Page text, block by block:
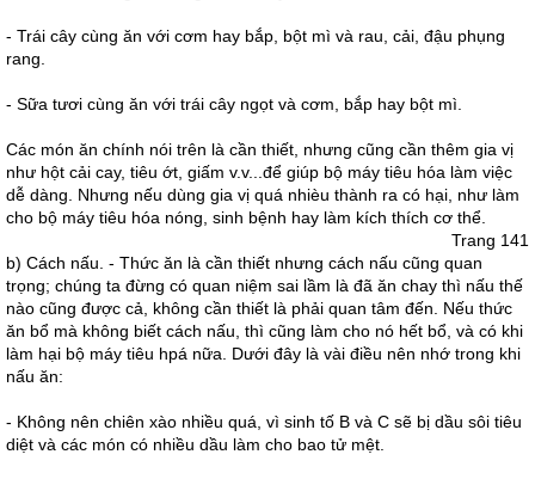
- Trái cây cùng ăn với cơm hay bắp, bột mì và rau, cải, đậu phụng
rang.
- Sữa tươi cùng ăn với trái cây ngọt và cơm, bắp hay bột mì.
Các món ăn chính nói trên là cần thiết, nhưng cũng cần thêm gia vị
như hột cải cay, tiêu ớt, giấm v.v...để giúp bộ máy tiêu hóa làm việc
dễ dàng. Nhưng nếu dùng gia vị quá nhièu thành ra có hại, như làm
cho bộ máy tiêu hóa nóng, sinh bệnh hay làm kích thích cơ thể.
Trang 141
b) Cách nấu. - Thức ăn là cần thiết nhưng cách nấu cũng quan
trọng; chúng ta đừng có quan niệm sai lầm là đã ăn chay thì nấu thế
nào cũng được cả, không cần thiết là phải quan tâm đến. Nếu thức
ăn bổ mà không biết cách nấu, thì cũng làm cho nó hết bổ, và có khi
làm hại bộ máy tiêu hpá nữa. Dưới đây là vài điều nên nhớ trong khi
nấu ăn:
- Không nên chiên xào nhiều quá, vì sinh tố B và C sẽ bị dầu sôi tiêu
diệt và các món có nhiều dầu làm cho bao tử mệt.